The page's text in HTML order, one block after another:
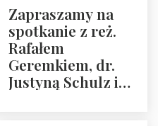
Zapraszamy na
spotkanie z reż.
Rafałem
Geremkiem, dr.
Justyną Schulz i